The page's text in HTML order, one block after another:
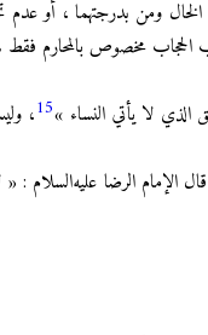
الخال ومن بدرجتهما ، أو
الحجاب مخصوص بالمحارم
لا يأتي النساء »15،
الإمام الرضا عليه‌السلام : «